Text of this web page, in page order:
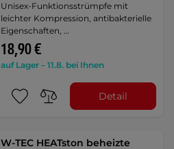
Unisex-Funktionsstrümpfe mit
leichter Kompression, antibakterielle
Eigenschaften, …
18,90 €
auf Lager – 11.8. bei Ihnen
Detail
W-TEC HEATston beheizte